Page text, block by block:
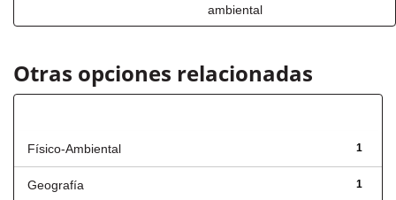
ambiental
Otras opciones relacionadas
1
Físico-Ambiental
1
Geografía